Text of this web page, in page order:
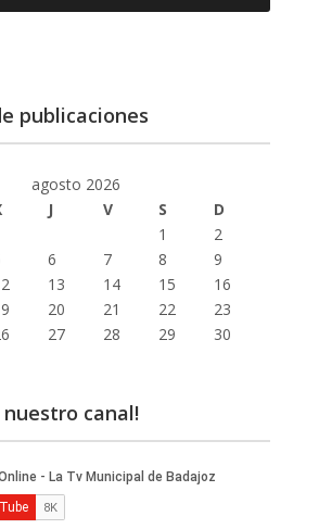
publicaciones
agosto 2026
J V S
D
1
2
6 7 8
9
13 14 15
16
20 21 22
23
27 28 29
30
canal!